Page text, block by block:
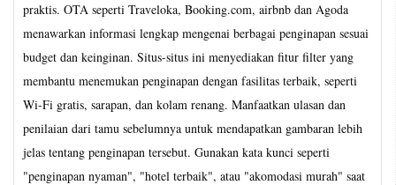
praktis. OTA seperti Traveloka, Booking.com, airbnb dan Agoda
menawarkan informasi lengkap mengenai berbagai penginapan sesuai
budget dan keinginan. Situs-situs ini menyediakan fitur filter yang
membantu menemukan penginapan dengan fasilitas terbaik, seperti
Wi-Fi gratis, sarapan, dan kolam renang. Manfaatkan ulasan dan
penilaian dari tamu sebelumnya untuk mendapatkan gambaran lebih
jelas tentang penginapan tersebut. Gunakan kata kunci seperti
"penginapan nyaman", "hotel terbaik", atau "akomodasi murah" saat